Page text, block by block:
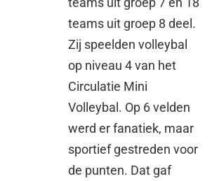
teams uit groep 8 deel.
Zij speelden volleybal
op niveau 4 van het
Circulatie Mini
Volleybal. Op 6 velden
werd er fanatiek, maar
sportief gestreden voor
de punten. Dat gaf